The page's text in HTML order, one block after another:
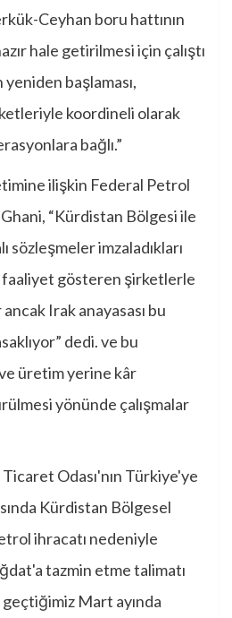
Ceyhan boru hattının
hale getirilmesi için çalıştı
yeniden başlaması,
koordineli olarak
bağlı.”
ilişkin Federal Petrol
“Kürdistan Bölgesi ile
sözleşmeler imzaladıkları
faaliyet gösteren şirketlerle
Irak anayasası bu
dedi. ve bu
üretim yerine kâr
yönünde çalışmalar
Odası'nın Türkiye'ye
Kürdistan Bölgesel
ihracatı nedeniyle
tazmin etme talimatı
Mart ayında